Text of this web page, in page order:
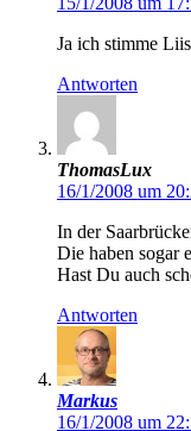
Ja ich stimme
Antworten
ThomasLux
16/1/2008 um
In der
Die haben sogar
Hast Du auch
Antworten
Markus
16/1/2008 um